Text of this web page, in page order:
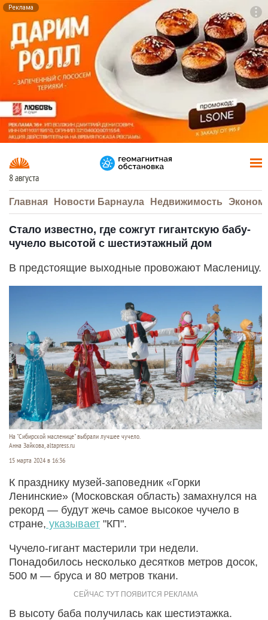
Реклама
8 августа
Главная Новости Барнаула Недвижимость
Стало известно, где сожгут гигантскую бабу-
чучело высотой с шестиэтажный дом
В предстоящие выходные провожают Масленицу.
На "Сибирской масленице" выбрали лучшее чучело.
Анна Зайкова, altapress.ru
15 марта 2024 в 16:36
К празднику музей-заповедник «Горки
Ленинские» (Московская область) замахнулся на
рекорд — будут жечь самое высокое чучело в
стране, указывает "КП".
Чучело-гигант мастерили три недели.
Понадобилось несколько десятков метров досок,
500 м — бруса и 80 метров ткани.
В высоту баба получилась как шестиэтажка.